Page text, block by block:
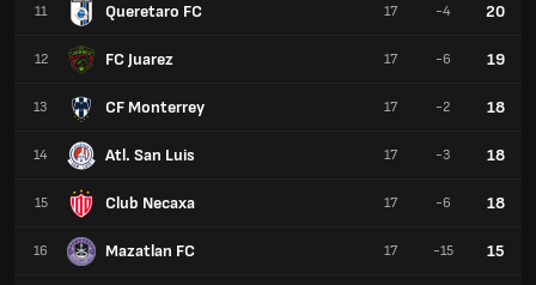
11 Queretaro FC
12 FC Juarez
13 CF Monterrey
14 Atl. San Luis
15 Club Necaxa
16 Mazatlan FC
17 -4 20
17 -6 19
17 -2 18
17 -3 18
17 -6 18
17 -15 15